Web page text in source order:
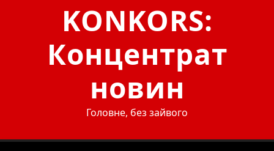
KONKORS:
Концентрат
новин
Головне, без зайвого